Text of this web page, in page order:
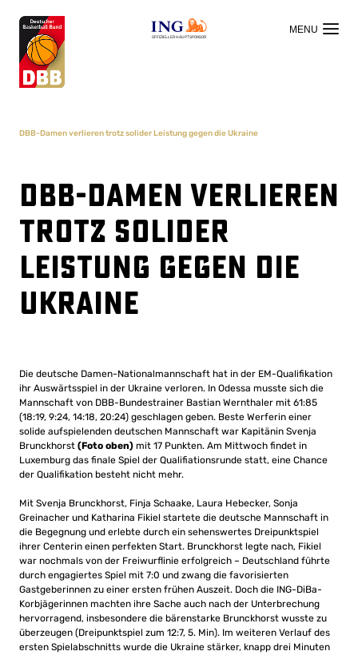
OFFIZIELLER HAUPTSPONSOR
DBB-Damen verlieren trotz solider Leistung gegen die Ukraine
DBB-Damen verlieren
trotz solider
Leistung gegen die
Ukraine
Die deutsche Damen-Nationalmannschaft hat in der EM-Qualifikation
ihr Auswärtsspiel in der Ukraine verloren. In Odessa musste sich die
Mannschaft von DBB-Bundestrainer Bastian Wernthaler mit 61:85
(18:19, 9:24, 14:18, 20:24) geschlagen geben. Beste Werferin einer
solide aufspielenden deutschen Mannschaft war Kapitänin Svenja
Brunckhorst (Foto oben) mit 17 Punkten. Am Mittwoch findet in
Luxemburg das finale Spiel der Qualifiationsrunde statt, eine Chance
der Qualifikation besteht nicht mehr.
Mit Svenja Brunckhorst, Finja Schaake, Laura Hebecker, Sonja
Greinacher und Katharina Fikiel startete die deutsche Mannschaft in
die Begegnung und erlebte durch ein sehenswertes Dreipunktspiel
ihrer Centerin einen perfekten Start. Brunckhorst legte nach, Fikiel
war nochmals von der Freiwurflinie erfolgreich – Deutschland führte
durch engagiertes Spiel mit 7:0 und zwang die favorisierten
Gastgeberinnen zu einer ersten frühen Auszeit. Doch die ING-DiBa-
Korbjägerinnen machten ihre Sache auch nach der Unterbrechung
hervorragend, insbesondere die bärenstarke Brunckhorst wusste zu
überzeugen (Dreipunktspiel zum 12:7, 5. Min). Im weiteren Verlauf des
ersten Spielabschnitts wurde die Ukraine stärker, knapp drei Minuten